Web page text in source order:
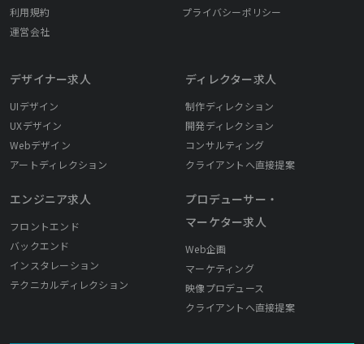
利用規約
プライバシーポリシー
運営会社
デザイナー求人
UIデザイン
UXデザイン
Webデザイン
アートディレクション
エンジニア求人
フロントエンド
バックエンド
インスタレーション
テクニカルディレクション
ディレクター求人
制作ディレクション
開発ディレクション
コンサルティング
クライアントへ直接提案
プロデューサー・
マーケター求人
Web企画
マーケティング
映像プロデュース
クライアントへ直接提案